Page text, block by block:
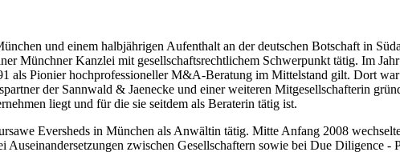
und einem halbjährigen Aufenthalt an der deutschen Botschaft in
Münchner Kanzlei mit gesellschaftsrechtlichem Schwerpunkt tätig. Im
als Pionier hochprofessioneller M&A-Beratung im Mittelstand gilt. Dort
der Sannwald & Jaenecke und einer weiteren Mitgesellschafterin
liegt und für die sie seitdem als Beraterin tätig ist.
Eversheds in München als Anwältin tätig. Mitte Anfang 2008
zwischen Gesellschaftern sowie bei Due Diligence -